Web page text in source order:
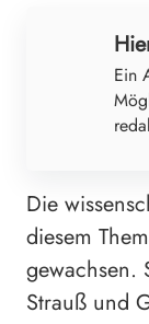
Ein
Die
diesem
gewachsen.
Strauß und